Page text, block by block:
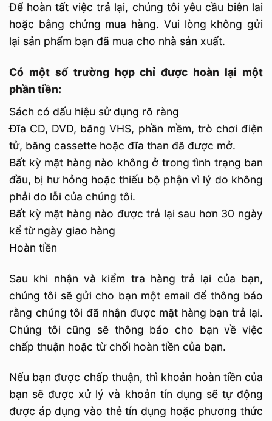
Để hoàn tất việc trả lại, chúng tôi yêu cầu biên lai
hoặc bằng chứng mua hàng. Vui lòng không gửi
lại sản phẩm bạn đã mua cho nhà sản xuất.
Có một số trường hợp chỉ được hoàn lại một
phần tiền:
Sách có dấu hiệu sử dụng rõ ràng
Đĩa CD, DVD, băng VHS, phần mềm, trò chơi điện
tử, băng cassette hoặc đĩa than đã được mở.
Bất kỳ mặt hàng nào không ở trong tình trạng ban
đầu, bị hư hỏng hoặc thiếu bộ phận vì lý do không
phải do lỗi của chúng tôi.
Bất kỳ mặt hàng nào được trả lại sau hơn 30 ngày
kể từ ngày giao hàng
Hoàn tiền
Sau khi nhận và kiểm tra hàng trả lại của bạn,
chúng tôi sẽ gửi cho bạn một email để thông báo
rằng chúng tôi đã nhận được mặt hàng bạn trả lại.
Chúng tôi cũng sẽ thông báo cho bạn về việc
chấp thuận hoặc từ chối hoàn tiền của bạn.
Nếu bạn được chấp thuận, thì khoản hoàn tiền của
bạn sẽ được xử lý và khoản tín dụng sẽ tự động
được áp dụng vào thẻ tín dụng hoặc phương thức